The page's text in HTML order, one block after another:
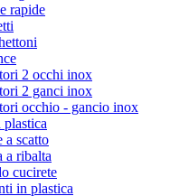
rapide
2 occhi inox
2 ganci inox
occhio - gancio inox
a scatto
a ribalta
cucirete
in plastica